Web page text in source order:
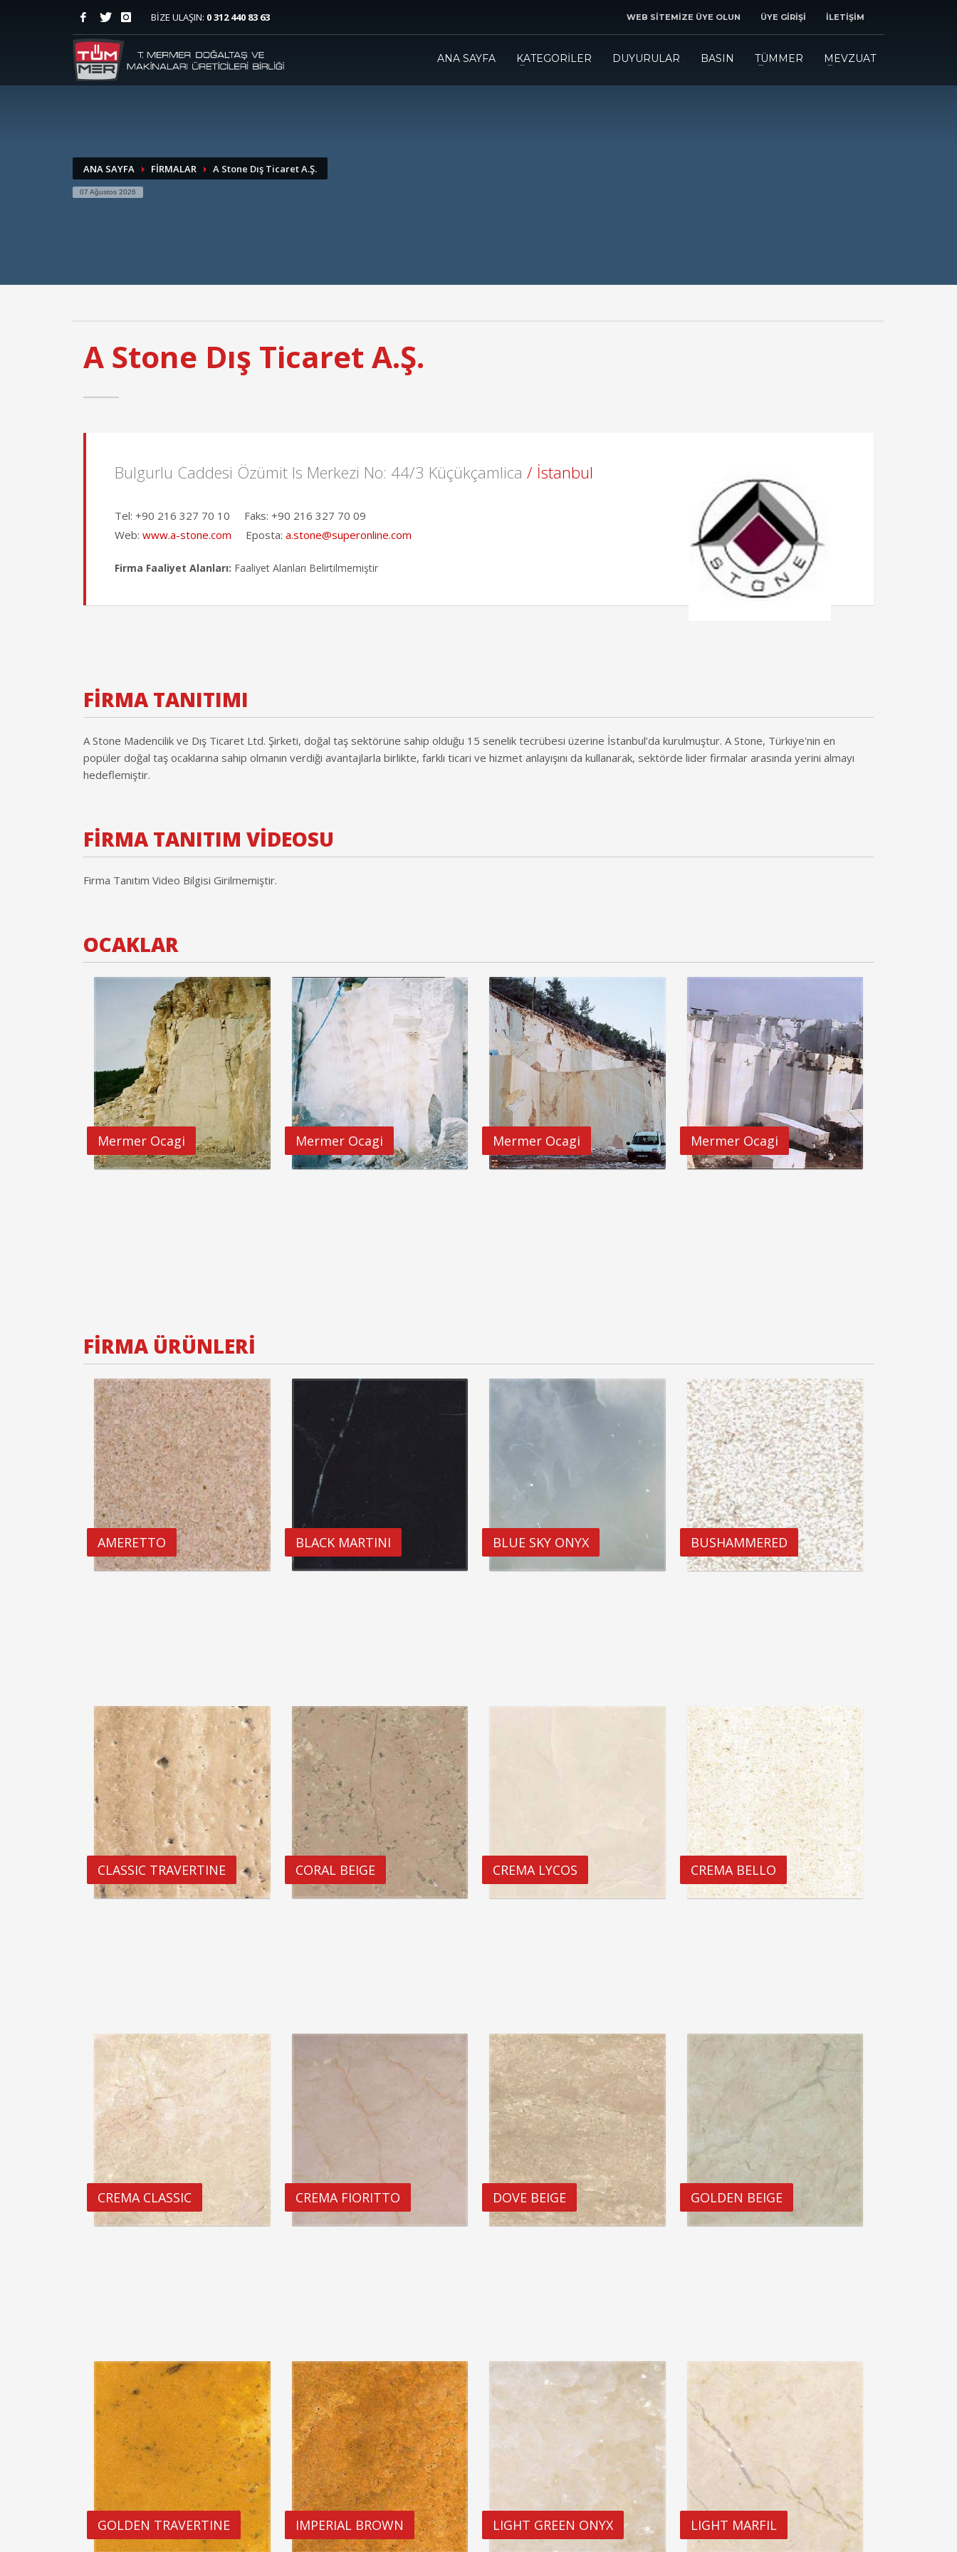
WEB SİTEMİZE ÜYE OLUN ÜYE GİRİŞİ İLETİŞİM
BİZE ULAŞIN: 0 312 440 83 63
ANA SAYFA KATEGORİLER DUYURULAR BASIN TÜMMER MEVZUAT
ANA SAYFA FİRMALAR A Stone Dış Ticaret A.Ş.
07 Ağustos 2026
>
A Stone Dış Ticaret A.Ş.
Bulgurlu Caddesi Özümit Is Merkezi No: 44/3 Küçükçamlica / İstanbul
Tel: +90 216 327 70 10 Faks: +90 216 327 70 09
Web: www.a-stone.com Eposta: a.stone@superonline.com
Firma Faaliyet Alanları: Faaliyet Alanları Belirtilmemiştir
FİRMA TANITIMI
A Stone Madencilik ve Dış Ticaret Ltd. Şirketi, doğal taş sektörüne sahip olduğu 15 senelik tecrübesi üzerine İstanbul’da kurulmuştur. A Stone, Türkiye'nin en
popüler doğal taş ocaklarına sahip olmanın verdiği avantajlarla birlikte, farklı ticari ve hizmet anlayışını da kullanarak, sektörde lider firmalar arasında yerini almayı
hedeflemiştir.
FİRMA TANITIM VİDEOSU
Firma Tanıtım Video Bilgisi Girilmemiştir.
OCAKLAR
Mermer Ocagi Mermer Ocagi Mermer Ocagi Mermer Ocagi
FİRMA ÜRÜNLERİ
AMERETTO BLACK MARTINI BLUE SKY ONYX BUSHAMMERED
CLASSIC TRAVERTINE CORAL BEIGE CREMA LYCOS CREMA BELLO
CREMA CLASSIC CREMA FIORITTO DOVE BEIGE GOLDEN BEIGE
GOLDEN TRAVERTINE IMPERIAL BROWN LIGHT GREEN ONYX LIGHT MARFIL